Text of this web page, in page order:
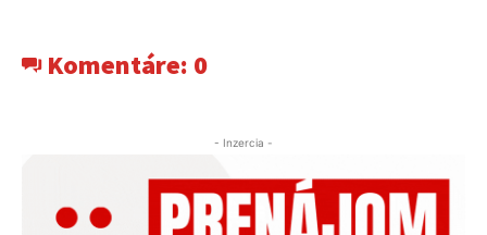
Komentáre: 0
- Inzercia -